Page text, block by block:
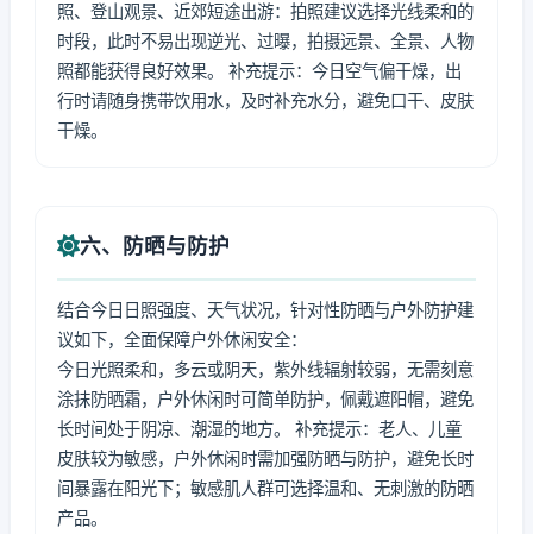
照、登山观景、近郊短途出游：拍照建议选择光线柔和的
时段，此时不易出现逆光、过曝，拍摄远景、全景、人物
照都能获得良好效果。 补充提示：今日空气偏干燥，出
行时请随身携带饮用水，及时补充水分，避免口干、皮肤
干燥。
六、防晒与防护
结合今日日照强度、天气状况，针对性防晒与户外防护建
议如下，全面保障户外休闲安全：
今日光照柔和，多云或阴天，紫外线辐射较弱，无需刻意
涂抹防晒霜，户外休闲时可简单防护，佩戴遮阳帽，避免
长时间处于阴凉、潮湿的地方。 补充提示：老人、儿童
皮肤较为敏感，户外休闲时需加强防晒与防护，避免长时
间暴露在阳光下；敏感肌人群可选择温和、无刺激的防晒
产品。